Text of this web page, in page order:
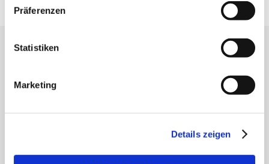
Präferenzen
Statistiken
Marketing
Details zeigen
Lassen Sie sich inspirieren!
Mit unserem Newsletter bleiben Sie zu Events,
Highlights und aktuellen Angeboten in